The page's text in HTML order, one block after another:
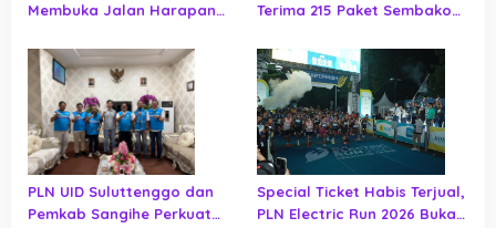
Membuka Jalan Harapan
Terima 215 Paket Sembako
Jaringan Listrik Ikut
Diperiksa
PLN UID Suluttenggo dan
Pemkab Sangihe Perkuat
Special Ticket Habis Terjual,
PLN Electric Run 2026 Buka